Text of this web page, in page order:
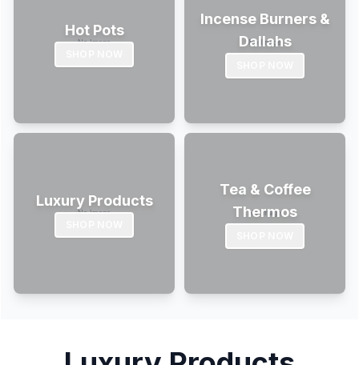
Hot Pots
Incense Burners &
Dallahs
Luxury Products
Tea & Coffee
Thermos